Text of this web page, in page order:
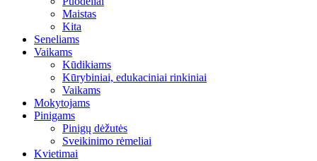
Maistas
Kita
Seneliams
Vaikams
Kūdikiams
Kūrybiniai, edukaciniai rinkiniai
Vaikams
Mokytojams
Pinigams
Pinigų dėžutės
Sveikinimo rėmeliai
Kvietimai